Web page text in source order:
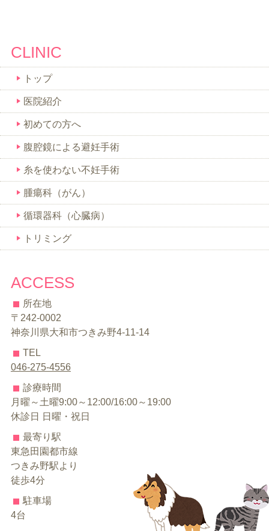
CLINIC
トップ
医院紹介
初めての方へ
腹腔鏡による避妊手術
糸を使わない不妊手術
腫瘍科（がん）
循環器科（心臓病）
トリミング
ACCESS
所在地
〒242-0002
神奈川県大和市つきみ野4-11-14
TEL
046-275-4556
診療時間
月曜～土曜9:00～12:00/16:00～19:00
休診日 日曜・祝日
最寄り駅
東急田園都市線
つきみ野駅より
徒歩4分
駐車場
4台